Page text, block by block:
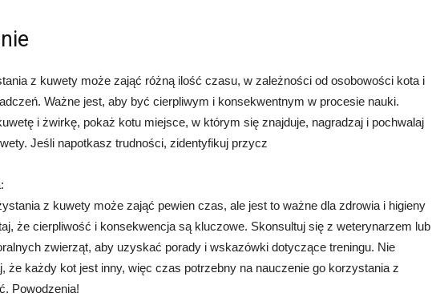
z kuwety może zająć różną ilość czasu, w zależności od osobowości kota i
Ważne jest, aby być cierpliwym i konsekwentnym w procesie nauki.
i żwirkę, pokaż kotu miejsce, w którym się znajduje, nagradzaj i pochwalaj
Jeśli napotkasz trudności, zidentyfikuj przycz
z kuwety może zająć pewien czas, ale jest to ważne dla zdrowia i higieny
że cierpliwość i konsekwencja są kluczowe. Skonsultuj się z weterynarzem lub
zwierząt, aby uzyskać porady i wskazówki dotyczące treningu. Nie
że każdy kot jest inny, więc czas potrzebny na nauczenie go korzystania z
Powodzenia!